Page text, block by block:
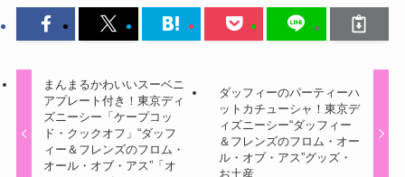
まんまるかわいいスーベニ
アプレート付き！東京ディ
ズニーシー「ケープコッ
ド・クックオフ」“ダッフ
ィー＆フレンズのフロム・
オール・オブ・アス”「オ
ダッフィーのパーティーハ
ットカチューシャ！東京デ
ィズニーシー“ダッフィー
＆フレンズのフロム・オー
ル・オブ・アス”グッズ・
お土産